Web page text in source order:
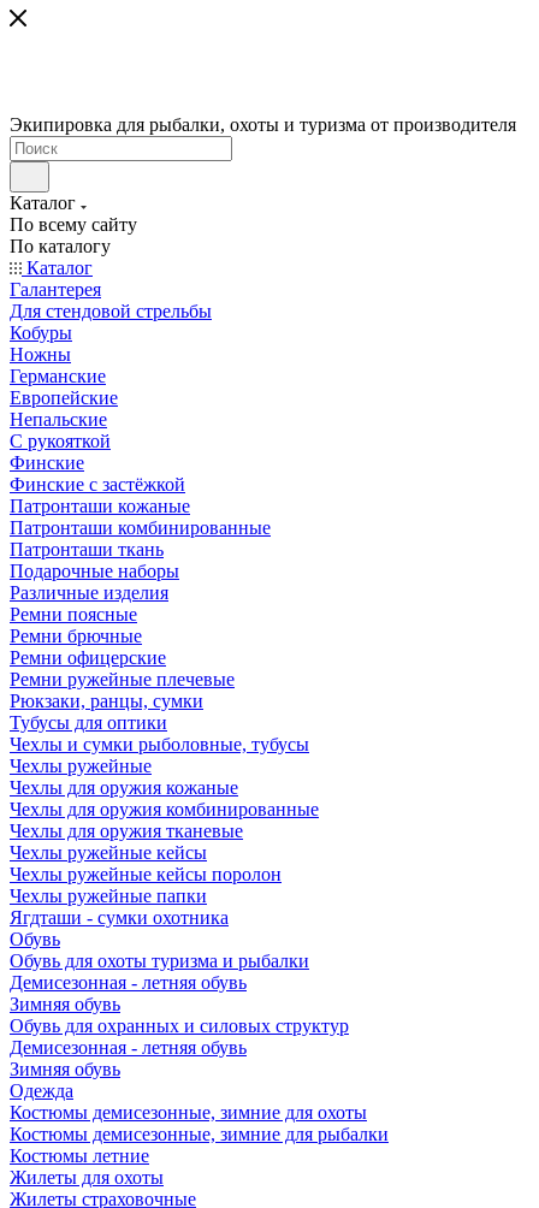
Экипировка для рыбалки, охоты и туризма от производителя
Каталог
По всему сайту
По каталогу
Каталог
Галантерея
Для стендовой стрельбы
Кобуры
Ножны
Германские
Европейские
Непальские
С рукояткой
Финские
Финские с застёжкой
Патронташи кожаные
Патронташи комбинированные
Патронташи ткань
Подарочные наборы
Различные изделия
Ремни поясные
Ремни брючные
Ремни офицерские
Ремни ружейные плечевые
Рюкзаки, ранцы, сумки
Тубусы для оптики
Чехлы и сумки рыболовные, тубусы
Чехлы ружейные
Чехлы для оружия кожаные
Чехлы для оружия комбинированные
Чехлы для оружия тканевые
Чехлы ружейные кейсы
Чехлы ружейные кейсы поролон
Чехлы ружейные папки
Ягдташи - сумки охотника
Обувь
Обувь для охоты туризма и рыбалки
Демисезонная - летняя обувь
Зимняя обувь
Обувь для охранных и силовых структур
Демисезонная - летняя обувь
Зимняя обувь
Одежда
Костюмы демисезонные, зимние для охоты
Костюмы демисезонные, зимние для рыбалки
Костюмы летние
Жилеты для охоты
Жилеты страховочные